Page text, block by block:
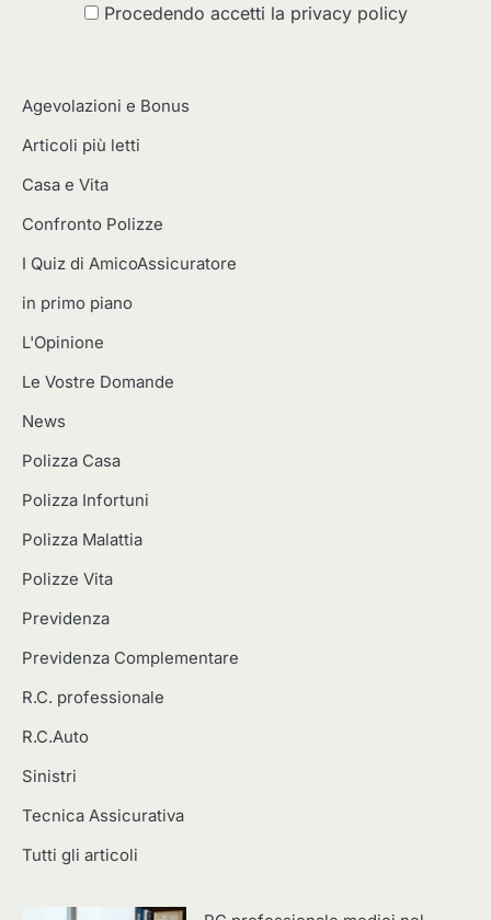
Procedendo accetti la privacy policy
Agevolazioni e Bonus
Articoli più letti
Casa e Vita
Confronto Polizze
I Quiz di AmicoAssicuratore
in primo piano
L'Opinione
Le Vostre Domande
News
Polizza Casa
Polizza Infortuni
Polizza Malattia
Polizze Vita
Previdenza
Previdenza Complementare
R.C. professionale
R.C.Auto
Sinistri
Tecnica Assicurativa
Tutti gli articoli